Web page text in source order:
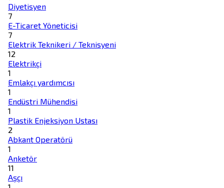
Diyetisyen
7
E-Ticaret Yöneticisi
7
Elektrik Teknikeri / Teknisyeni
12
Elektrikçi
1
Emlakçı yardımcısı
1
Endüstri Mühendisi
1
Plastik Enjeksiyon Ustası
2
Abkant Operatörü
1
Anketör
11
Aşçı